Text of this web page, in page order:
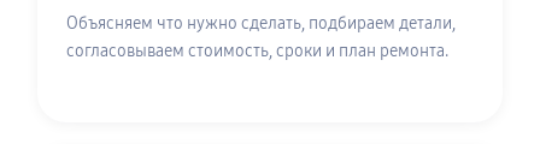
Объясняем что нужно сделать, подбираем детали,
согласовываем стоимость, сроки и план ремонта.